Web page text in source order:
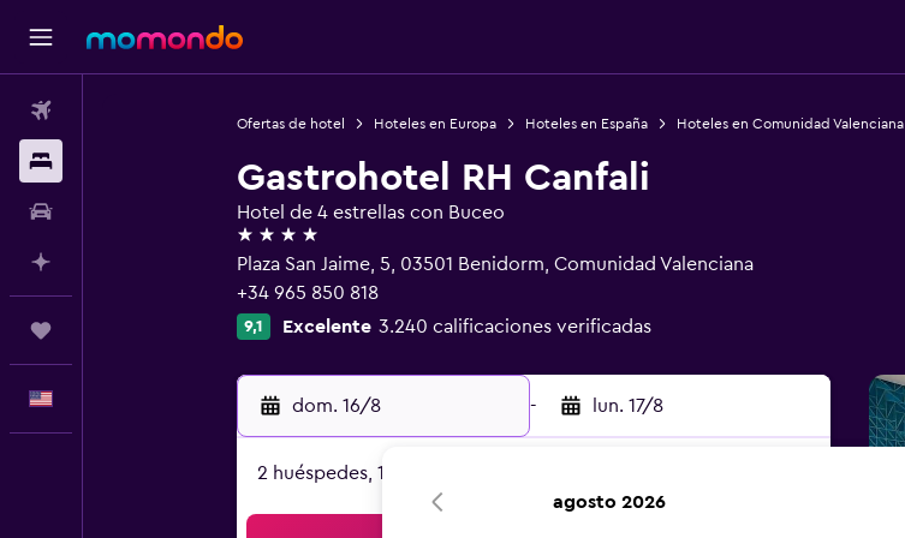
Ofertas de hotel Hoteles en Europa Hoteles en España Hoteles en Comunidad Valenciana
Gastrohotel RH Canfali
Hotel de 4 estrellas con Buceo
4 estrellas
Plaza San Jaime, 5, 03501 Benidorm, Comunidad Valenciana
+34 965 850 818
9,1 Excelente 3.240 calificaciones verificadas
dom. 16/8 - lun. 17/8
2 huéspedes, 1 habitación
agosto 2026